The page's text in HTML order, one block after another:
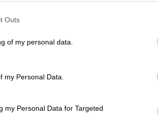
Outs
of my personal data.
my Personal Data.
my Personal Data for Targeted
φέρεται να
κενά του
ήταν, σύμφωνα
υποβολής των
δεδομένα του